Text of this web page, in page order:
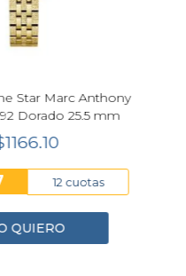
Reloj Calvin
Bicolor